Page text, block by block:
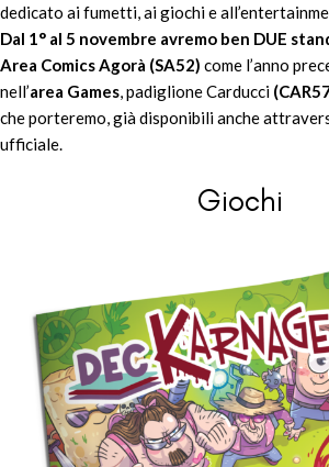
dedicato ai fumetti, ai giochi e
Dal 1° al 5 novembre avremo ben DUE
Area Comics Agorà (SA52) come l’anno
nell’area Games, padiglione Carducci
che porteremo, già disponibili anche
ufficiale.
Giochi